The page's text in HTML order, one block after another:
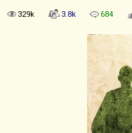
329k 3.8k 684